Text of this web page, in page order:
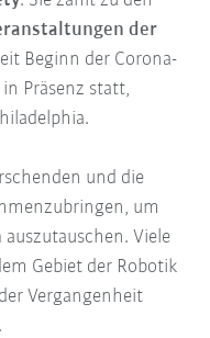
der
Beginn der Corona-
Präsenz statt,
und die
um
auszutauschen. Viele
Gebiet der Robotik
Vergangenheit